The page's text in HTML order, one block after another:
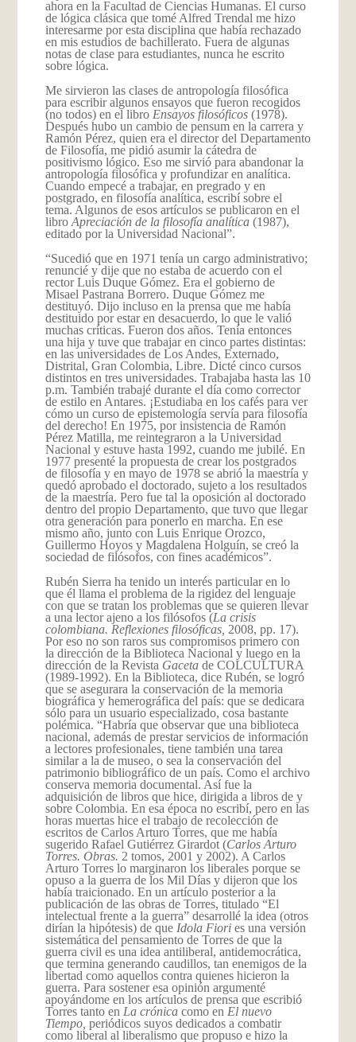
ahora en la Facultad de Ciencias Humanas. El curso
de lógica clásica que tomé Alfred Trendal me hizo
interesarme por esta disciplina que había rechazado
en mis estudios de bachillerato. Fuera de algunas
notas de clase para estudiantes, nunca he escrito
sobre lógica.
Me sirvieron las clases de antropología filosófica
para escribir algunos ensayos que fueron recogidos
(no todos) en el libro Ensayos filosóficos(1978).
Después hubo un cambio de pensum en la carrera y
Ramón Pérez, quien era el director del Departamento
de Filosofía, me pidió asumir la cátedra de
positivismo lógico. Eso me sirvió para abandonar la
antropología filosófica y profundizar en analítica.
Cuando empecé a trabajar, en pregrado y en
postgrado, en filosofía analítica, escribí sobre el
tema. Algunos de esos artículos se publicaron en el
libro Apreciación de la filosofía analítica (1987),
editado por la Universidad Nacional”.
“Sucedió que en 1971 tenía un cargo administrativo;
renuncié y dije que no estaba de acuerdo con el
rector Luis Duque Gómez. Era el gobierno de
Misael Pastrana Borrero. Duque Gómez me
destituyó. Dijo incluso en la prensa que me había
destituido por estar en desacuerdo, lo que le valió
muchas críticas. Fueron dos años. Tenía entonces
una hija y tuve que trabajar en cinco partes distintas:
en las universidades de Los Andes, Externado,
Distrital, Gran Colombia, Libre. Dicté cinco cursos
distintos en tres universidades. Trabajaba hasta las 10
p.m. También trabajé durante el día como corrector
de estilo en Antares. ¡Estudiaba en los cafés para ver
cómo un curso de epistemología servía para filosofía
del derecho! En 1975, por insistencia de Ramón
Pérez Matilla, me reintegraron a la Universidad
Nacional y estuve hasta 1992, cuando me jubilé. En
1977 presenté la propuesta de crear los postgrados
de filosofía y en mayo de 1978 se abrió la maestría y
quedó aprobado el doctorado, sujeto a los resultados
de la maestría. Pero fue tal la oposición al doctorado
dentro del propio Departamento, que tuvo que llegar
otra generación para ponerlo en marcha. En ese
mismo año, junto con Luis Enrique Orozco,
Guillermo Hoyos y Magdalena Holguín, se creó la
sociedad de filósofos, con fines académicos”.
Rubén Sierra ha tenido un interés particular en lo
que él llama el problema de la rigidez del lenguaje
con que se tratan los problemas que se quieren llevar
a una lector ajeno a los filósofos (La crisis
colombiana. Reflexiones filosóficas, 2008, pp. 17).
Por eso no son raros sus compromisos primero con
la dirección de la Biblioteca Nacional y luego en la
dirección de la Revista Gacetade COLCULTURA
(1989-1992). En la Biblioteca, dice Rubén, se logró
que se asegurara la conservación de la memoria
biográfica y hemerográfica del país: que se dedicara
sólo para un usuario especializado, cosa bastante
polémica. “Habría que observar que una biblioteca
nacional, además de prestar servicios de información
a lectores profesionales, tiene también una tarea
similar a la de museo, o sea la conservación del
patrimonio bibliográfico de un país. Como el archivo
conserva memoria documental. Así fue la
adquisición de libros que hice, dirigida a libros de y
sobre Colombia. En esa época no escribí, pero en las
horas muertas hice el trabajo de recolección de
escritos de Carlos Arturo Torres, que me había
sugerido Rafael Gutiérrez Girardot (Carlos Arturo
Torres. Obras. 2 tomos, 2001 y 2002). A Carlos
Arturo Torres lo marginaron los liberales porque se
opuso a la guerra de los Mil Días y dijeron que los
había traicionado. En un artículo posterior a la
publicación de las obras de Torres, titulado “El
intelectual frente a la guerra” desarrollé la idea (otros
dirían la hipótesis) de que Idola Fiories una versión
sistemática del pensamiento de Torres de que la
guerra civil es una idea antiliberal, antidemocrática,
que termina generando caudillos, tan enemigos de la
libertad como aquellos contra quienes hicieron la
guerra. Para sostener esa opinión argumenté
apoyándome en los artículos de prensa que escribió
Torres tanto en La crónica como en El nuevo
Tiempo, periódicos suyos dedicados a combatir
como liberal al liberalismo que propuso e hizo la